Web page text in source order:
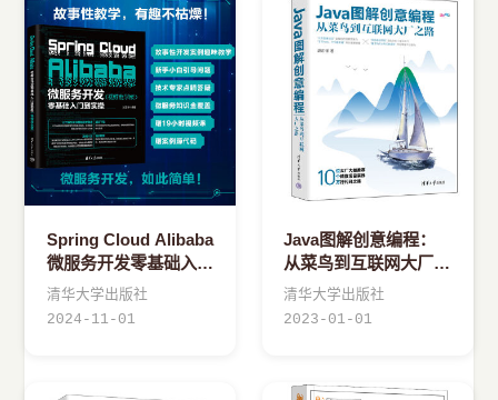
Spring Cloud Alibaba
微服务开发零基础入门
到实操（视频教学版）
清华大学出版社
2024-11-01
Java图解创意编程：
从菜鸟到互联网大厂之
路
清华大学出版社
2023-01-01